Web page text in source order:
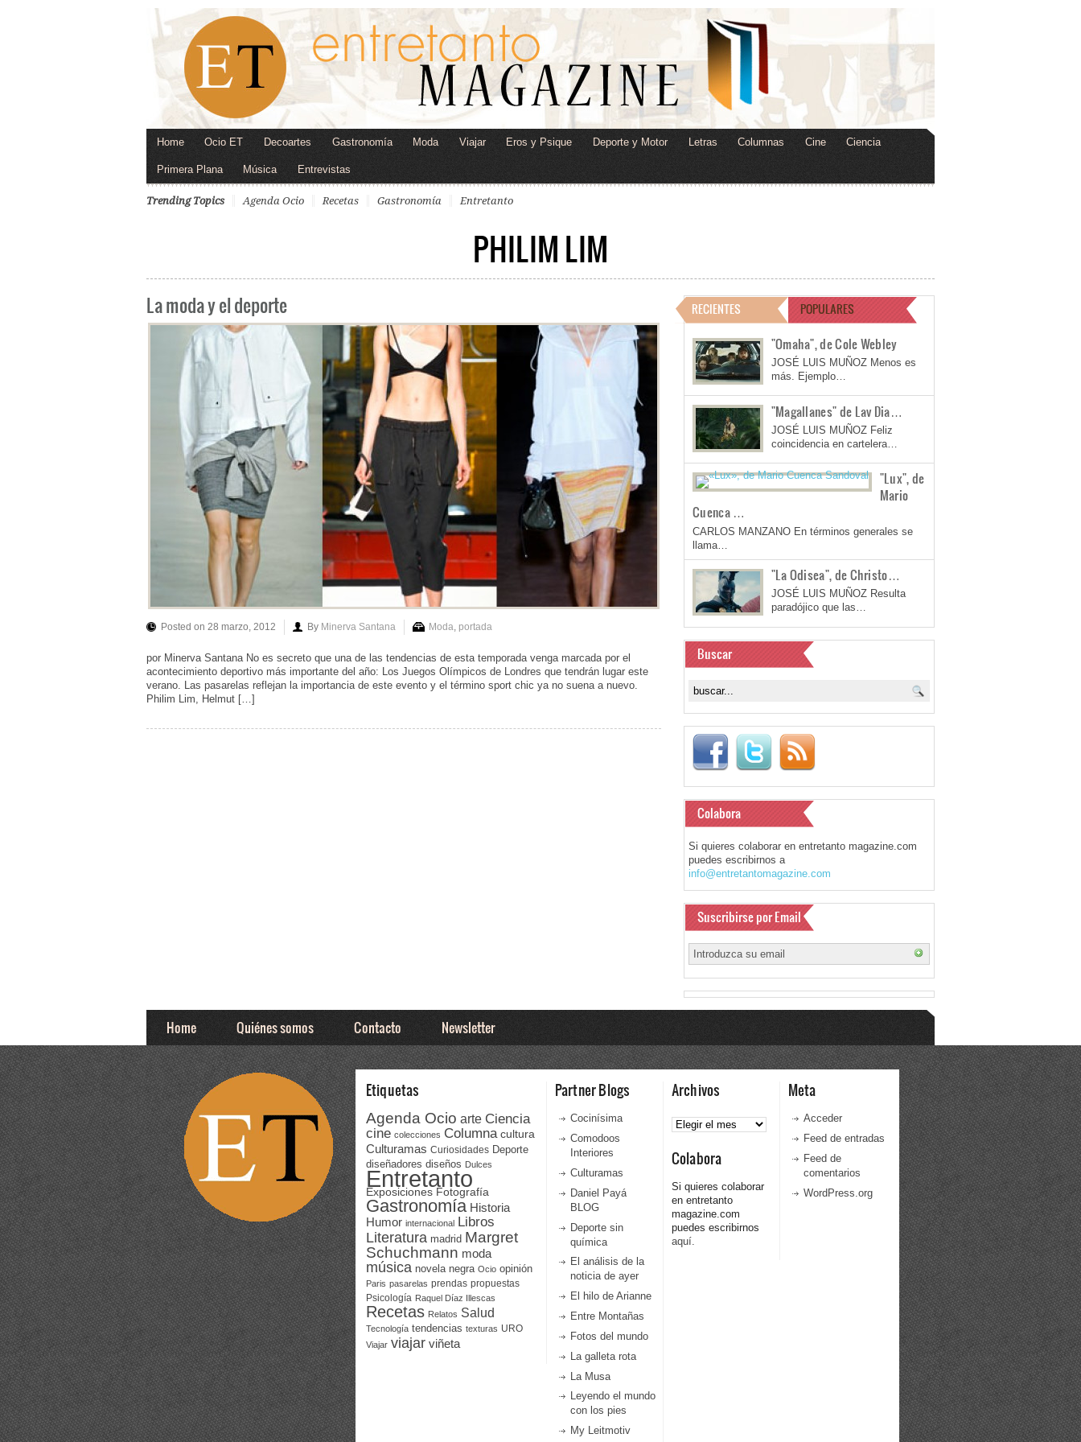
Home Ocio ET Decoartes Gastronomía Moda Viajar Eros y Psique Deporte y Motor Letras Columnas Cine Ciencia
Primera Plana Música Entrevistas
Trending Topics Agenda Ocio Recetas Gastronomía Entretanto
PHILIM LIM
La moda y el deporte
Posted on 28 marzo, 2012 By Minerva Santana Moda portada
por Minerva Santana No es secreto que una de las tendencias de esta temporada venga marcada por el
acontecimiento deportivo más importante del año: Los Juegos Olímpicos de Londres que tendrán lugar este
verano. Las pasarelas reflejan la importancia de este evento y el término sport chic ya no suena a nuevo.
Philim Lim, Helmut […]
RECIENTES POPULARES
"Omaha", de Cole Webley
JOSÉ LUIS MUÑOZ Menos es
más. Ejemplo…
"Magallanes" de Lav Dia…
JOSÉ LUIS MUÑOZ Feliz
coincidencia en cartelera…
"Lux", de
Mario
Cuenca …
CARLOS MANZANO En términos generales se
llama…
"La Odisea", de Christo…
JOSÉ LUIS MUÑOZ Resulta
paradójico que las…
Buscar
Colabora
Si quieres colaborar en entretanto magazine.com
puedes escribirnos a
info@entretantomagazine.com
Suscribirse por Email
Home Quiénes somos Contacto Newsletter
Etiquetas
Agenda Ocio arte Ciencia
cine colecciones Columna cultura
Culturamas Curiosidades Deporte
diseñadores diseños Dulces
Entretanto
Exposiciones Fotografía
Gastronomía Historia
Humor internacional Libros
Literatura madrid Margret
Schuchmann moda
música novela negra Ocio opinión
Paris pasarelas prendas propuestas
Psicología Raquel Díaz Illescas
Recetas Relatos Salud
Tecnología tendencias texturas URO
Viajar viajar viñeta
Partner Blogs
Cocinísima
Comodoos
Interiores
Culturamas
Daniel Payá
BLOG
Deporte sin
química
El análisis de la
noticia de ayer
El hilo de Arianne
Entre Montañas
Fotos del mundo
La galleta rota
La Musa
Leyendo el mundo
con los pies
My Leitmotiv
Archivos
Archivos
Colabora
Si quieres colaborar
en entretanto
magazine.com
puedes escribirnos
aquí.
Meta
Acceder
Feed de entradas
Feed de
comentarios
WordPress.org